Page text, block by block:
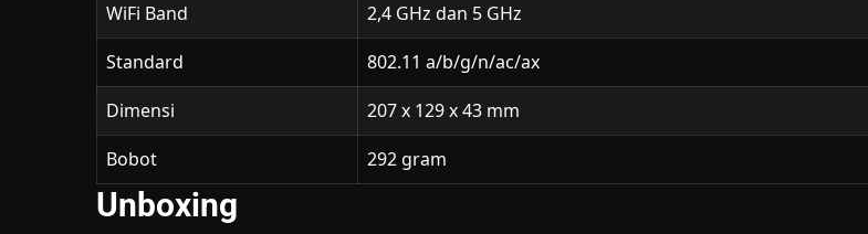
WiFi Band
2,4 GHz dan 5 GHz
Standard
802.11 a/b/g/n/ac/ax
Dimensi
207 x 129 x 43 mm
Bobot
292 gram
Unboxing